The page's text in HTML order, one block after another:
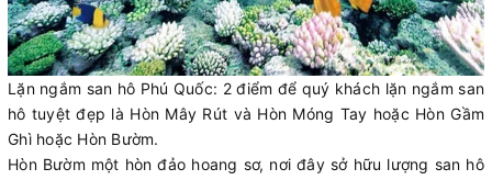
Lặn ngắm san hô Phú Quốc: 2 điểm để quý khách lặn ngắm san
hô tuyệt đẹp là Hòn Mây Rút và Hòn Móng Tay hoặc Hòn Gầm
Ghì hoặc Hòn Bườm.
Hòn Bườm một hòn đảo hoang sơ, nơi đây sở hữu lượng san hô